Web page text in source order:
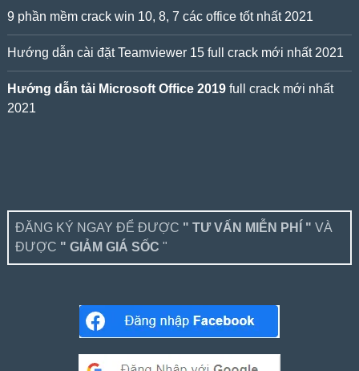
9 phần mềm crack win 10, 8, 7 các office tốt nhất 2021
Hướng dẫn cài đặt Teamviewer 15 full crack mới nhất 2021
Hướng dẫn tải Microsoft Office 2019full crack mới nhất
2021
ĐĂNG KÝ NGAY ĐỂ ĐƯỢC " TƯ VẤN MIỄN PHÍ " VÀ
ĐƯỢC " GIẢM GIÁ SỐC "